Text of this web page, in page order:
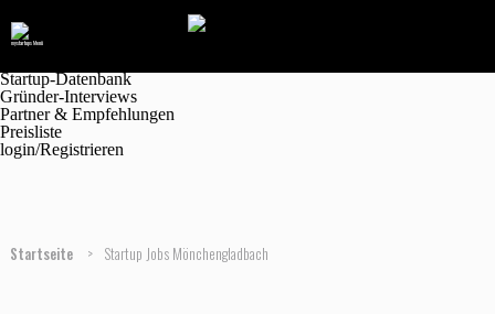
Marktplatz
Magazin
Startup-Datenbank
Gründer-Interviews
Partner & Empfehlungen
Preisliste
login/Registrieren
Startseite > Startup Jobs Mönchengladbach